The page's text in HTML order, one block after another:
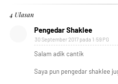
4 Ulasan
Pengedar Shaklee
30 September 2017 pada 1:59 PG
Salam adik cantik
Saya pun pengedar shaklee